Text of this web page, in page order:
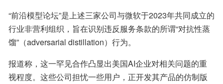
“前沿模型论坛”是上述三家公司与微软于2023年共同成立的
行业非营利组织，旨在识别违反服务条款的所谓“对抗性蒸
馏”（adversarial distillation）行为。
报道称，这一罕见合作凸显出美国AI企业对相关问题的重
视程度。这些公司担忧一些用户，正开发其产品的仿制版